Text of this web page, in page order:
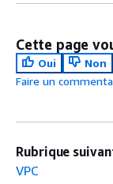
Cette page
Oui
Non
Faire un
Rubrique
VPC